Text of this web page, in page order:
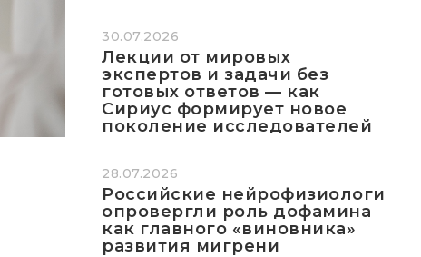
30.07.2026
Лекции от мировых
экспертов и задачи без
готовых ответов — как
Сириус формирует новое
поколение исследователей
28.07.2026
Российские нейрофизиологи
опровергли роль дофамина
как главного «виновника»
развития мигрени